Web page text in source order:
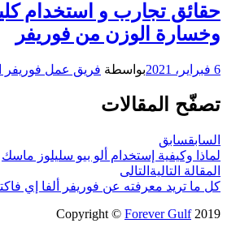
وخسارة الوزن من فوريفر
6 فبراير، 2021 بواسطة فريق عمل فوريفر
تصفّح المقالات
السابقسابق
لماذا وكيفية إستخدام ألو بيو سليلوز ماسك
المقالة التالية التالى
كل ما تريد معرفته عن فوريفر ألفا إي
Copyright © Forever Gulf2019